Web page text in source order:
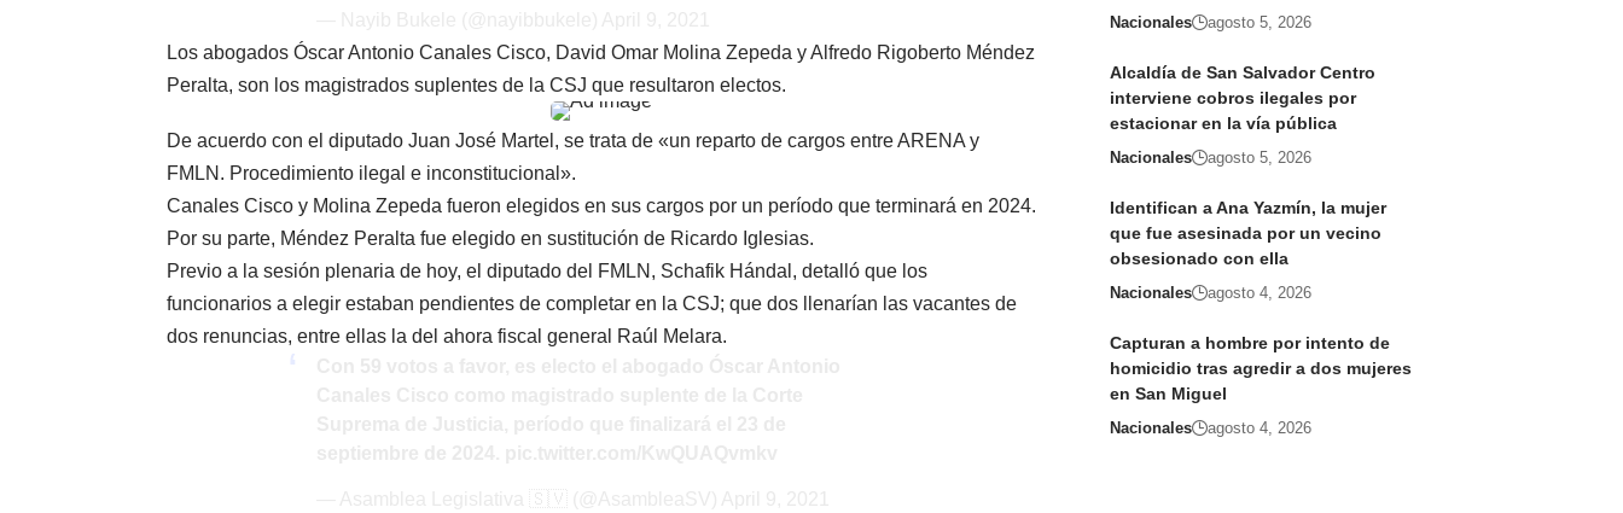
Los abogados Óscar Antonio Canales Cisco, David Omar Molina Zepeda y Alfredo Rigoberto Méndez
Peralta, son los magistrados suplentes de la CSJ que resultaron electos.
De acuerdo con el diputado Juan José Martel, se trata de «un reparto de cargos entre ARENA y
FMLN. Procedimiento ilegal e inconstitucional».
Canales Cisco y Molina Zepeda fueron elegidos en sus cargos por un período que terminará en 2024.
Por su parte, Méndez Peralta fue elegido en sustitución de Ricardo Iglesias.
Previo a la sesión plenaria de hoy, el diputado del FMLN, Schafik Hándal, detalló que los
funcionarios a elegir estaban pendientes de completar en la CSJ; que dos llenarían las vacantes de
dos renuncias, entre ellas la del ahora fiscal general Raúl Melara.
Nacionales agosto 5, 2026
Alcaldía de San Salvador Centro
interviene cobros ilegales por
estacionar en la vía pública
Nacionales agosto 5, 2026
Identifican a Ana Yazmín, la mujer
que fue asesinada por un vecino
obsesionado con ella
Nacionales agosto 4, 2026
Capturan a hombre por intento de
homicidio tras agredir a dos mujeres
en San Miguel
Nacionales agosto 4, 2026